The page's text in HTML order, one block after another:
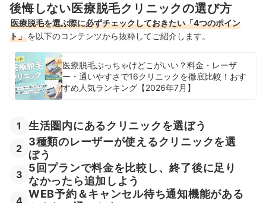
後悔しない医療脱毛クリニックの選び方
医療脱毛を選ぶ際に必ずチェックしておきたい「4つのポイン
ト」を以下のコンテンツから抜粋してご紹介します。
医療脱毛ぶっちゃけどこがいい？料金・レーザ
ー・通いやすさで16クリニックを徹底比較！おす
すめ人気ランキング【2026年7月】
1 生活圏内にあるクリニックを選ぼう
2
3種類のレーザーが使えるクリニックを選
ぼう
3
5回プランで料金を比較し、終了後に足り
なかったら追加しよう
WEB予約＆キャンセル待ち通知機能がある